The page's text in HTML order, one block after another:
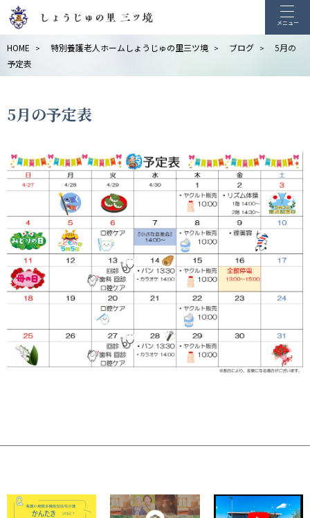
メニュー
HOME > 特別養護老人ホームしょうじゅの里三ツ境 > ブログ >
5月の
予定表
5月の予定表